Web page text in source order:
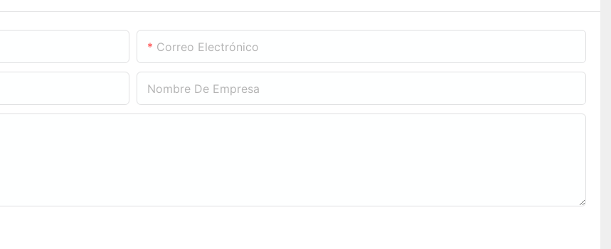
Correo Electrónico
Nombre De Empresa